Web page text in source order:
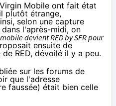
Virgin Mobile ont fait état
plutôt étrange,
selon une capture
l'après-midi, on
devientREDbySFRpour
ensuite de
de RED, dévoilé il y a peu.
sur les forums de
que l'adresse
faussée) était bien celle